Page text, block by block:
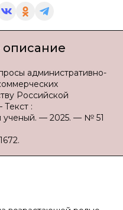
административно-
Российской
:
ученый. — 2025. — № 51